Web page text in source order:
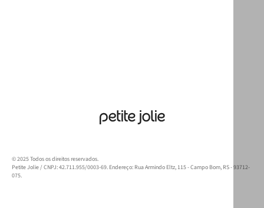
© 2025 Todos os direitos reservados.
Petite Jolie / CNPJ: 42.711.955/0003-69. Endereço: Rua Armindo Eltz, 115 - Campo Bom, RS - 93712-
075.